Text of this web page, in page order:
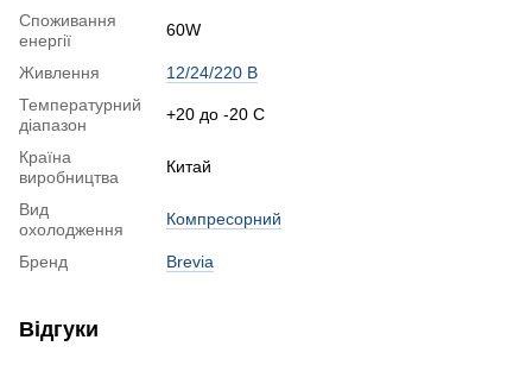
Споживання
енергії
60W
Живлення
12/24/220 В
Температурний
діапазон
+20 до -20 С
Країна
виробництва
Китай
Вид
охолодження
Компресорний
Бренд Brevia
Відгуки